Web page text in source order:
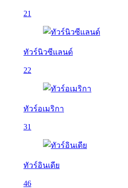
21
ทัวร์นิวซีแลนด์
22
ทัวร์อเมริกา
31
ทัวร์อินเดีย
46